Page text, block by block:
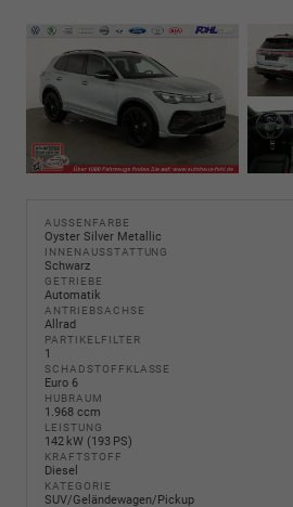
AUSSENFARBE
Oyster Silver Metallic
INNENAUSSTATTUNG
Schwarz
GETRIEBE
Automatik
ANTRIEBSACHSE
Allrad
PARTIKELFILTER
1
SCHADSTOFFKLASSE
Euro 6
HUBRAUM
1.968 ccm
LEISTUNG
142 kW (193 PS)
KRAFTSTOFF
Diesel
KATEGORIE
SUV/Geländewagen/Pickup